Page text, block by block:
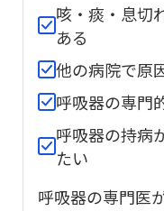
咳・痰・息切
ある
他の病院で原
呼吸器の専門
呼吸器の持病
たい
呼吸器の専門医